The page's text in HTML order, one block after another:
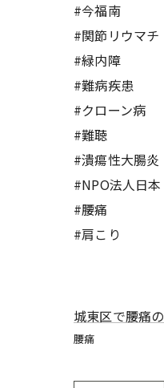
#今福南
#関節リウマチ
#緑内障
#難病疾患
#クローン病
#難聴
#潰瘍性大腸炎
#NPO法人日
#腰痛
#肩こり
城東区で腰痛
腰痛